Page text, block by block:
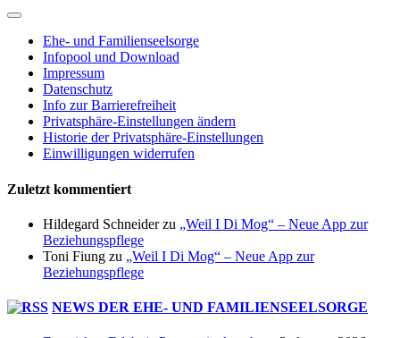
Ehe- und Familienseelsorge
Infopool und Download
Impressum
Datenschutz
Info zur Barrierefreiheit
Privatsphäre-Einstellungen ändern
Historie der Privatsphäre-Einstellungen
Einwilligungen widerrufen
Zuletzt kommentiert
Hildegard Schneiderzu „Weil I Di Mog“ – Neue App zur
Beziehungspflege
Toni Fiung zu „Weil I Di Mog“ – Neue App zur
Beziehungspflege
NEWS DER EHE- UND FAMILIENSEELSORGE